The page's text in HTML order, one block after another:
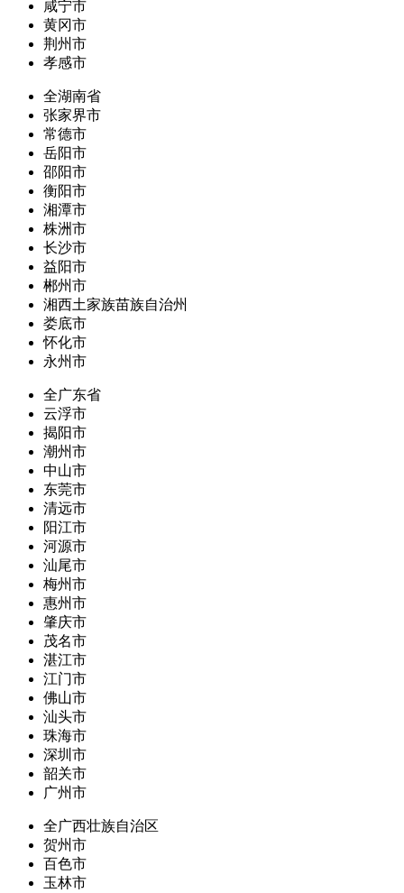
咸宁市
黄冈市
荆州市
孝感市
全湖南省
张家界市
常德市
岳阳市
邵阳市
衡阳市
湘潭市
株洲市
长沙市
益阳市
郴州市
湘西土家族苗族自治州
娄底市
怀化市
永州市
全广东省
云浮市
揭阳市
潮州市
中山市
东莞市
清远市
阳江市
河源市
汕尾市
梅州市
惠州市
肇庆市
茂名市
湛江市
江门市
佛山市
汕头市
珠海市
深圳市
韶关市
广州市
全广西壮族自治区
贺州市
百色市
玉林市